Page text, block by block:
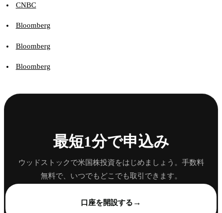
CNBC
Bloomberg
Bloomberg
Bloomberg
最短1分で申込み
ウッドストックで米国株投資をはじめましょう。手数料
無料で、いつでもどこでも取引できます。
口座を開設する →